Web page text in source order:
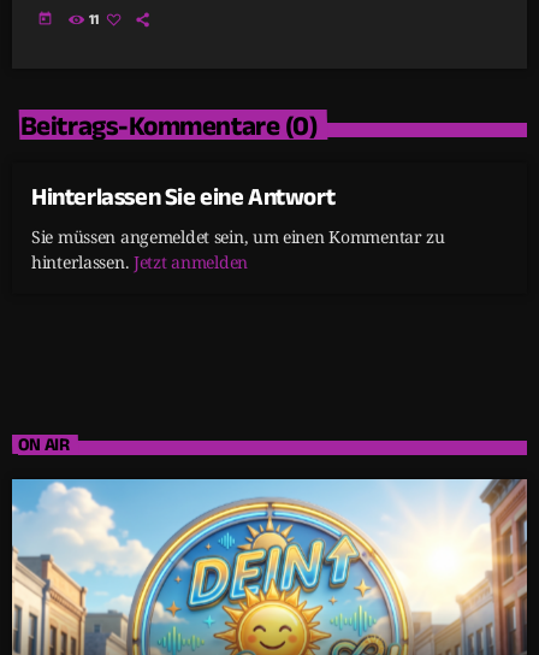
today 11
Beitrags-Kommentare (0)
Hinterlassen Sie eine Antwort
Sie müssen angemeldet sein, um einen Kommentar zu
hinterlassen. Jetzt anmelden
ON AIR